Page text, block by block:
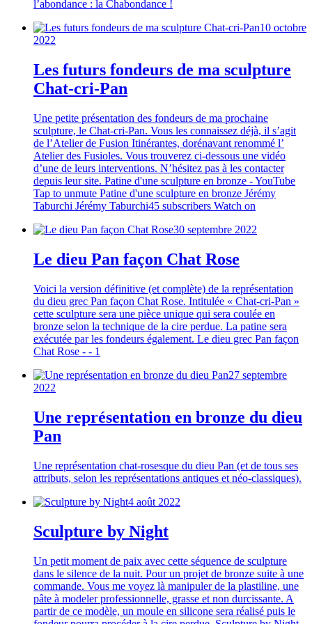
l’abondance : la Chabondance !
10 octobre
2022
Les futurs fondeurs de ma sculpture
Chat-cri-Pan
Une petite présentation des fondeurs de ma prochaine
sculpture, le Chat-cri-Pan. Vous les connaissez déjà, il s’agit
de l’Atelier de Fusion Itinérantes, dorénavant renommé l’
Atelier des Fusioles. Vous trouverez ci-dessous une vidéo
d’une de leurs interventions. N’hésitez pas à les contacter
depuis leur site. Patine d'une sculpture en bronze - YouTube
Tap to unmute Patine d'une sculpture en bronze Jérémy
Taburchi Jérémy Taburchi45 subscribers Watch on
30 septembre 2022
Le dieu Pan façon Chat Rose
Voici la version définitive (et complète) de la représentation
du dieu grec Pan façon Chat Rose. Intitulée « Chat-cri-Pan »
cette sculpture sera une pièce unique qui sera coulée en
bronze selon la technique de la cire perdue. La patine sera
exécutée par les fondeurs également. Le dieu grec Pan façon
Chat Rose - - 1
27 septembre
2022
Une représentation en bronze du dieu
Pan
Une représentation chat-rosesque du dieu Pan (et de tous ses
attributs, selon les représentations antiques et néo-classiques).
4 août 2022
Sculpture by Night
Un petit moment de paix avec cette séquence de sculpture
dans le silence de la nuit. Pour un projet de bronze suite à une
commande. Vous me voyez là manipuler de la plastiline, une
pâte à modeler professionnelle, grasse et non durcissante. A
partir de ce modèle, un moule en silicone sera réalisé puis le